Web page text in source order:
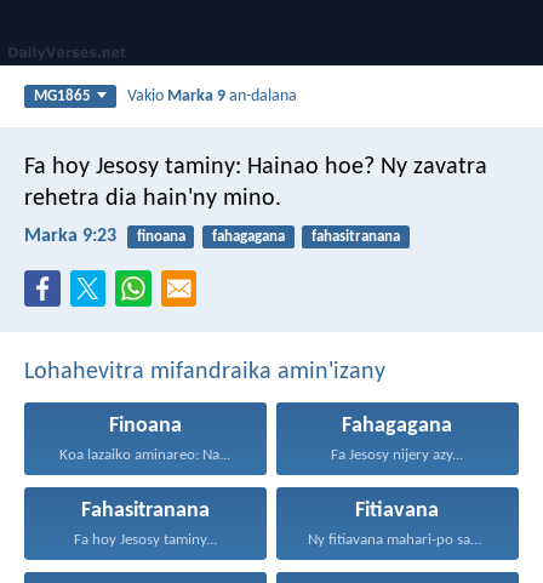
MG1865 Vakio Marka 9 an-dalana
Fa hoy Jesosy taminy: Hainao hoe? Ny zavatra
rehetra dia hain'ny mino.
Marka 9:23 finoana fahagagana fahasitranana
Lohahevitra mifandraika amin'izany
Finoana
Koa lazaiko aminareo: Na...
Fahagagana
Fa Jesosy nijery azy...
Fahasitranana
Fa hoy Jesosy taminy...
Fitiavana
Ny fitiavana mahari-po sady...